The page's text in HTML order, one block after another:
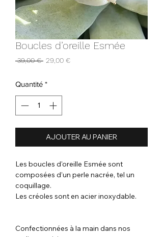
Boucles d’oreille Esmée
39,00 € Prix
29,00 €Prix
Quantité *
AJOUTER AU PANIER
Les boucles d'oreille Esmée sont
composées d’un perle nacrée, tel un
coquillage.
Les créoles sont en acier inoxydable.
Confectionnées à la main dans nos